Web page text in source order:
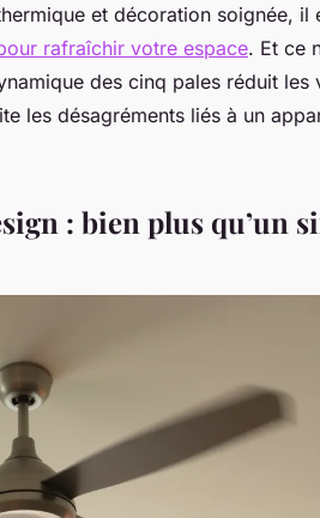
et décoration soignée, il
rafraîchir votre espace. Et ce
des cinq pales réduit
les désagréments liés à un
: bien plus qu’un